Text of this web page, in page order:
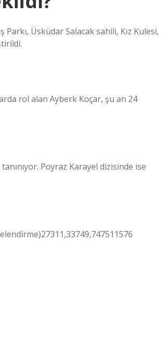
Parkı, Üsküdar Salacak sahili, Kız Kulesi,
rol alan Ayberk Koçar, şu an 24
Poyraz Karayel dizisinde ise